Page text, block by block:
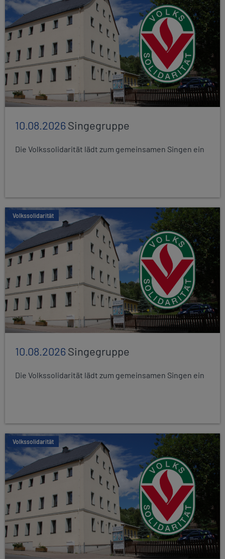
10.08.2026Singegruppe
Die Volkssolidarität lädt zum gemeinsamen Singen ein
Volkssolidarität
10.08.2026Singegruppe
Die Volkssolidarität lädt zum gemeinsamen Singen ein
Volkssolidarität